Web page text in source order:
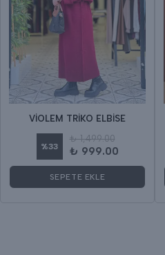
VİOLEM TRİKO ELBİSE
%33
₺ 1,499.00
₺ 999.00
SEPETE EKLE